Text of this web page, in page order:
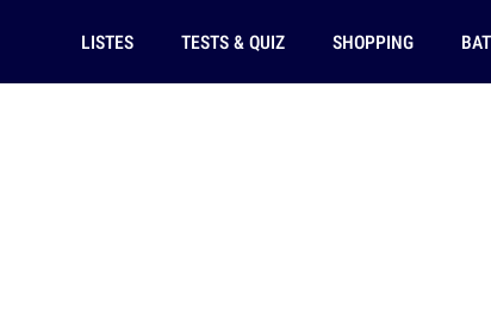
LISTES TESTS & QUIZ SHOPPING